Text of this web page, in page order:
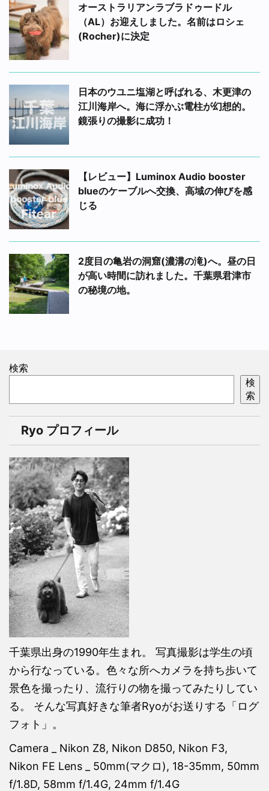
オーストラリアンラブラドゥードル
（AL）お迎えしました。名前はロシェ
(Rocher)に決定
日本のウユニ塩湖と呼ばれる、木更津の
江川海岸へ。海に浮かぶ電柱が幻想的。
鏡張りの撮影に成功！
【レビュー】Luminox Audio booster
blueのケーブルへ交換、高域の伸びを感
じる
2度目の亀岩の洞窟(濃溝の滝)へ。昼の日
が高い時間に訪れました。千葉県君津市
の秘境の地。
検索
検
索
Ryo プロフィール
千葉県出身の1990年生まれ。 写真撮影は学生の頃
から行なっている。色々な所へカメラを持ち歩いて
景色を撮ったり、流行りの物を撮ってみたりしてい
る。 そんな写真好きな筆者Ryoがお送りする「ログ
フォト」。
Camera _ Nikon Z8, Nikon D850, Nikon F3,
Nikon FE Lens _ 50mm(マクロ), 18-35mm, 50mm
f/1.8D, 58mm f/1.4G, 24mm f/1.4G